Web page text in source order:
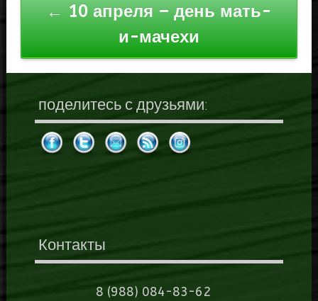
← 10 апреля – день мать-
и-мачехи
поделитесь с друзьями:
Контакты
8 (988) 084-83-62